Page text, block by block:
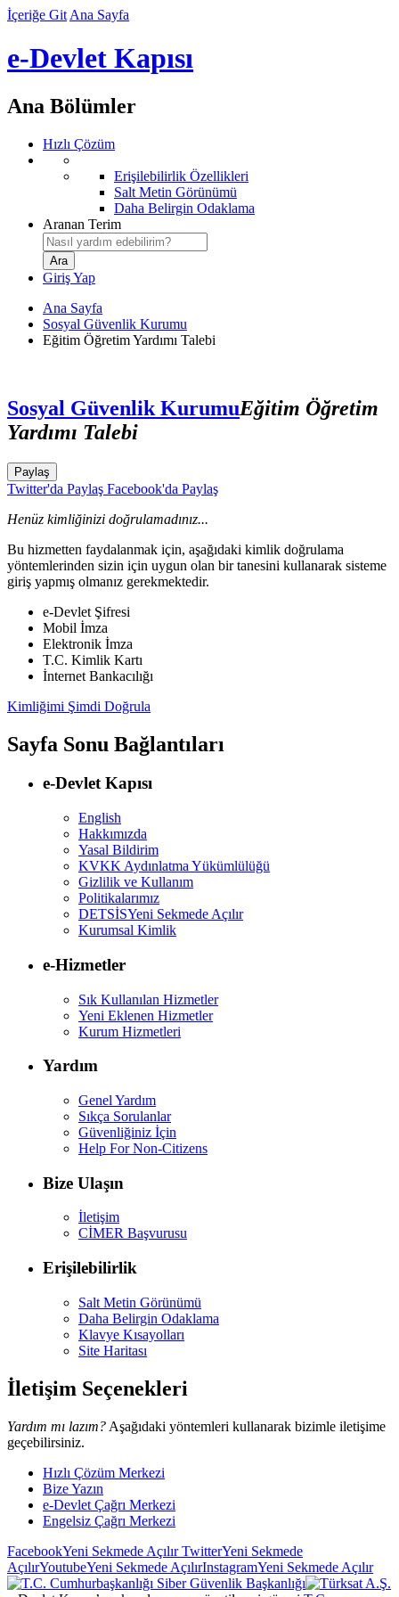
İçeriğe Git Ana Sayfa
e-Devlet Kapısı
Ana Bölümler
Hızlı Çözüm
Erişilebilirlik Özellikleri
Salt Metin Görünümü
Daha Belirgin Odaklama
Aranan Terim
Giriş Yap
Ana Sayfa
Sosyal Güvenlik Kurumu
Eğitim Öğretim Yardımı Talebi
Sosyal Güvenlik KurumuEğitim Öğretim
Yardımı Talebi
Paylaş
Twitter'da Paylaş Facebook'da Paylaş
Henüz kimliğinizi doğrulamadınız...
Bu hizmetten faydalanmak için, aşağıdaki kimlik doğrulama
yöntemlerinden sizin için uygun olan bir tanesini kullanarak sisteme
giriş yapmış olmanız gerekmektedir.
e-Devlet Şifresi
Mobil İmza
Elektronik İmza
T.C. Kimlik Kartı
İnternet Bankacılığı
Kimliğimi Şimdi Doğrula
Sayfa Sonu Bağlantıları
e-Devlet Kapısı
English
Hakkımızda
Yasal Bildirim
KVKK Aydınlatma Yükümlülüğü
Gizlilik ve Kullanım
Politikalarımız
DETSİSYeni Sekmede Açılır
Kurumsal Kimlik
e-Hizmetler
Sık Kullanılan Hizmetler
Yeni Eklenen Hizmetler
Kurum Hizmetleri
Yardım
Genel Yardım
Sıkça Sorulanlar
Güvenliğiniz İçin
Help For Non-Citizens
Bize Ulaşın
İletişim
CİMER Başvurusu
Erişilebilirlik
Salt Metin Görünümü
Daha Belirgin Odaklama
Klavye Kısayolları
Site Haritası
İletişim Seçenekleri
Yardım mı lazım? Aşağıdaki yöntemleri kullanarak bizimle iletişime
geçebilirsiniz.
Hızlı Çözüm Merkezi
Bize Yazın
e-Devlet Çağrı Merkezi
Engelsiz Çağrı Merkezi
FacebookYeni Sekmede AçılırTwitterYeni Sekmede
AçılırYoutubeYeni Sekmede AçılırInstagramYeni Sekmede Açılır